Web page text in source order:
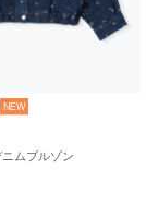
NEW
ムブルゾン